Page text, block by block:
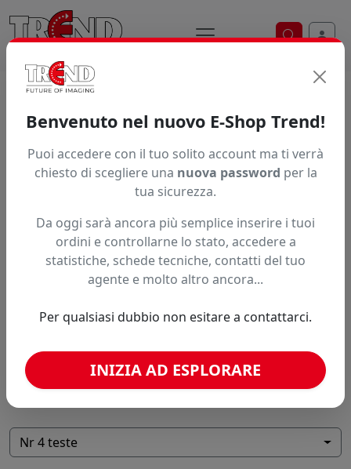
Ricerca
KEUNDO SQ-2204E-S
Nr 4 teste
Benvenuto nel nuovo E-Shop Trend!
Puoi accedere con il tuo solito account ma ti verrà
chiesto di scegliere una nuova password per la
tua sicurezza.
Da oggi sarà ancora più semplice inserire i tuoi
ordini e controllarne lo stato, accedere a
statistiche, schede tecniche, contatti del tuo
agente e molto altro ancora...
Per qualsiasi dubbio non esitare a contattarci.
INIZIA AD ESPLORARE